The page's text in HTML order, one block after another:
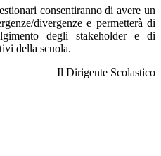
consentiranno di avere un
divergenze e permetterà di
degli stakeholder e di
della scuola.
Il Dirigente Scolastico